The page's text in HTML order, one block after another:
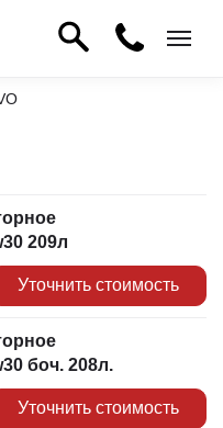
209л
Уточнить стоимость
боч. 208л.
Уточнить стоимость